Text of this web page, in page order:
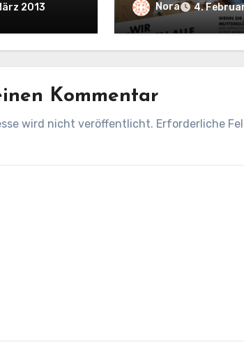
2013 Nora 4.
Kommentar
wird nicht veröffentlicht. Erforderliche